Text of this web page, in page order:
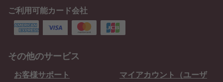
ご利用可能カード会社
その他のサービス
お客様サポート
マイアカウント（ユーザ